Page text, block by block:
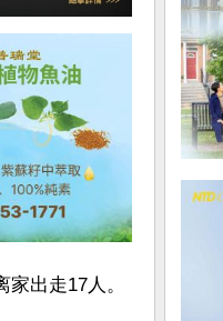
出走17人。